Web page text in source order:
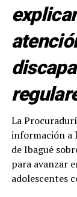
La
información a
de Ibagué
para avanzar
adolescentes